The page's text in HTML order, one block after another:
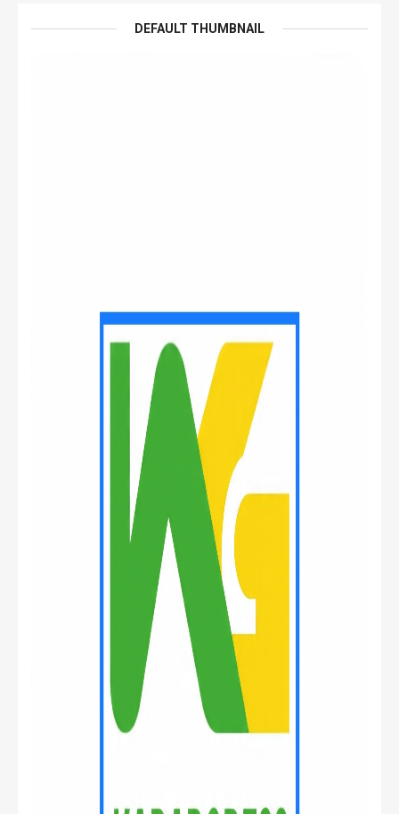
DEFAULT THUMBNAIL